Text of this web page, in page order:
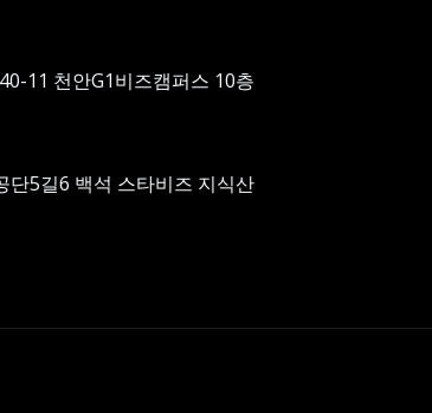
11 천안G1비즈캠퍼스 10층
단5길6 백석 스타비즈 지식산